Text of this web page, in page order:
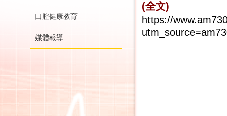
口腔健康教育
媒體報導
(全文)
https://